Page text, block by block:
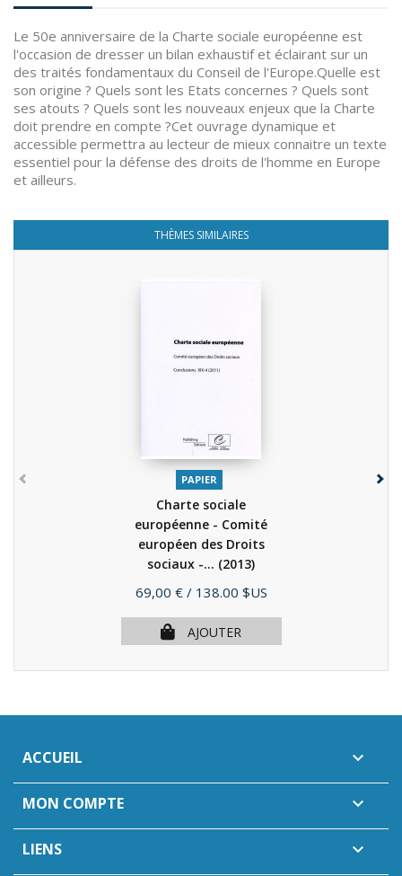
Le 50e anniversaire de la Charte sociale européenne est
l'occasion de dresser un bilan exhaustif et éclairant sur un
des traités fondamentaux du Conseil de l'Europe.Quelle est
son origine ? Quels sont les Etats concernes ? Quels sont
ses atouts ? Quels sont les nouveaux enjeux que la Charte
doit prendre en compte ?Cet ouvrage dynamique et
accessible permettra au lecteur de mieux connaitre un texte
essentiel pour la défense des droits de l'homme en Europe
et ailleurs.
THÈMES SIMILAIRES
PAPIER
Charte sociale
européenne - Comité
européen des Droits
sociaux -... (2013)
Prix
69,00 € / 138.00 $US
AJOUTER
ACCUEIL 
MON COMPTE 
LIENS 